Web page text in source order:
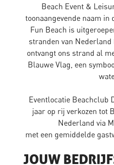
Beach Event &
toonaangevende naam in
Fun Beach is
stranden van
ontvangt ons strand al
Blauwe Vlag, een
Eventlocatie Beachclub
jaar op rij verkozen tot
Nederland via
met een gemiddelde
JOUW